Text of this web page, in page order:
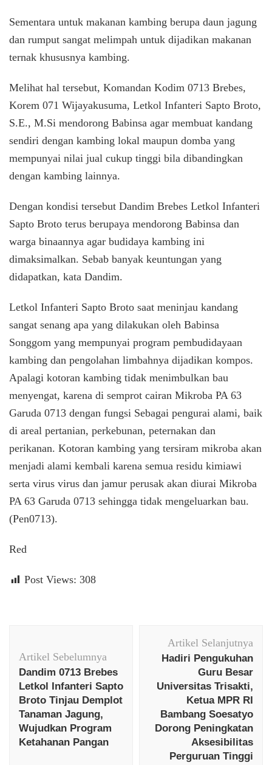
Sementara untuk makanan kambing berupa daun jagung
dan rumput sangat melimpah untuk dijadikan makanan
ternak khususnya kambing.
Melihat hal tersebut, Komandan Kodim 0713 Brebes,
Korem 071 Wijayakusuma, Letkol Infanteri Sapto Broto,
S.E., M.Si mendorong Babinsa agar membuat kandang
sendiri dengan kambing lokal maupun domba yang
mempunyai nilai jual cukup tinggi bila dibandingkan
dengan kambing lainnya.
Dengan kondisi tersebut Dandim Brebes Letkol Infanteri
Sapto Broto terus berupaya mendorong Babinsa dan
warga binaannya agar budidaya kambing ini
dimaksimalkan. Sebab banyak keuntungan yang
didapatkan, kata Dandim.
Letkol Infanteri Sapto Broto saat meninjau kandang
sangat senang apa yang dilakukan oleh Babinsa
Songgom yang mempunyai program pembudidayaan
kambing dan pengolahan limbahnya dijadikan kompos.
Apalagi kotoran kambing tidak menimbulkan bau
menyengat, karena di semprot cairan Mikroba PA 63
Garuda 0713 dengan fungsi Sebagai pengurai alami, baik
di areal pertanian, perkebunan, peternakan dan
perikanan. Kotoran kambing yang tersiram mikroba akan
menjadi alami kembali karena semua residu kimiawi
serta virus virus dan jamur perusak akan diurai Mikroba
PA 63 Garuda 0713 sehingga tidak mengeluarkan bau.
(Pen0713).
Red
Post Views: 308
Artikel
Artikel Sebelumnya
Dandim 0713 Brebes
Letkol Infanteri Sapto
Broto Tinjau Demplot
Tanaman Jagung,
Wujudkan Program
Ketahanan Pangan
Artikel Selanjutnya
Hadiri Pengukuhan
Guru Besar
Universitas Trisakti,
Ketua MPR RI
Bambang Soesatyo
Dorong Peningkatan
Aksesibilitas
Perguruan Tinggi